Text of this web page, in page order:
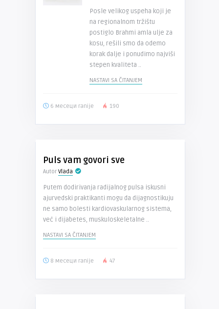
Posle velikog uspeha koji je
na regionalnom tržištu
postiglo Brahmi amla ulje za
kosu, rešili smo da odemo
korak dalje i ponudimo najviši
stepen kvaliteta ..
NASTAVI SA ČITANJEM
6 месеци ranije 190
Puls vam govori sve
Autor Vlada
Putem dodirivanja radijalnog pulsa iskusni
ajurvedski praktikanti mogu da dijagnostikuju
ne samo bolesti kardiovaskularnog sistema,
već i dijabetes, muskuloskeletalne ..
NASTAVI SA ČITANJEM
8 месеци ranije 47